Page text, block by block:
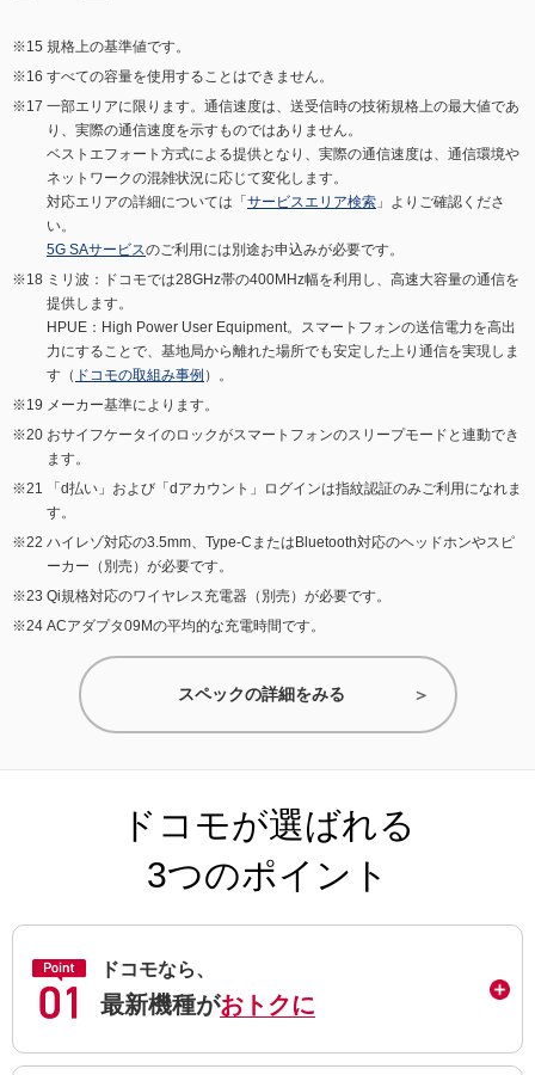
規格上の基準値です。
すべての容量を使用することはできません。
一部エリアに限ります。通信速度は、送受信時の技術規格上の最大値であ
り、実際の通信速度を示すものではありません。
ベストエフォート方式による提供となり、実際の通信速度は、通信環境や
ネットワークの混雑状況に応じて変化します。
対応エリアの詳細については「 サービスエリア検索 」よりご確認くださ
い。
5G SAサービスのご利用には別途お申込みが必要です。
ミリ波：ドコモでは28GHz帯の400MHz幅を利用し、高速大容量の通信を
提供します。
HPUE：High Power User Equipment。スマートフォンの送信電力を高出
力にすることで、基地局から離れた場所でも安定した上り通信を実現しま
す（ ドコモの取組み事例 ）。
メーカー基準によります。
おサイフケータイのロックがスマートフォンのスリープモードと連動でき
ます。
「d払い」および「dアカウント」ログインは指紋認証のみご利用になれま
す。
ハイレゾ対応の3.5mm、Type-CまたはBluetooth対応のヘッドホンやスピ
ーカー（別売）が必要です。
Qi規格対応のワイヤレス充電器（別売）が必要です。
ACアダプタ09Mの平均的な充電時間です。
スペックの詳細をみる
ドコモが選ばれる
3つのポイント
ドコモなら、
最新機種がおトクに